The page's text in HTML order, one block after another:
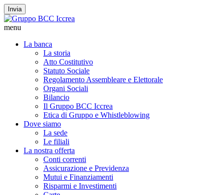
Invia
menu
La banca
La storia
Atto Costitutivo
Statuto Sociale
Regolamento Assembleare e Elettorale
Organi Sociali
Bilancio
Il Gruppo BCC Iccrea
Etica di Gruppo e Whistleblowing
Dove siamo
La sede
Le filiali
La nostra offerta
Conti correnti
Assicurazione e Previdenza
Mutui e Finanziamenti
Risparmi e Investimenti